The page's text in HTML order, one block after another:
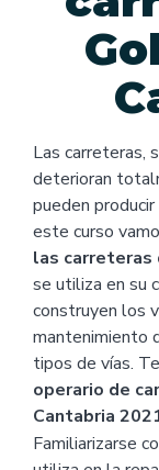
Las carreteras,
deterioran
pueden
este curso
las carreteras
se utiliza en su
construyen los
mantenimiento
tipos de vías.
operario de
Cantabria
Familiarizarse